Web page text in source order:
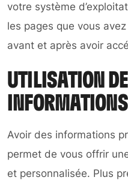
votre système
les pages que vous
avant et après avoir
UTILISATION
INFORMATIONS
Avoir des informations
permet de vous offrir
et personnalisée. Plus